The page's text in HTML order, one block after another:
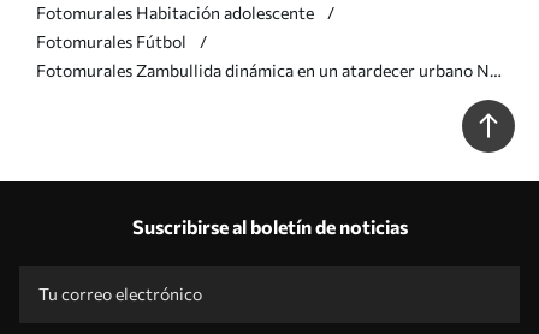
Fotomurales Habitación adolescente
Fotomurales Fútbol
Fotomurales Zambullida dinámica en un atardecer urbano Nr.
Suscribirse al boletín de noticias